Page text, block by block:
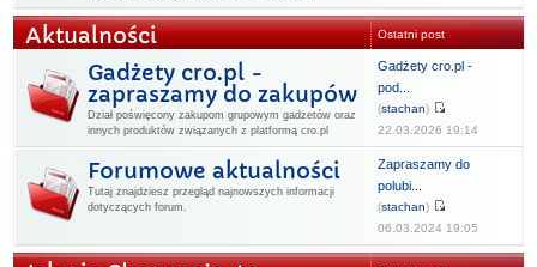
Aktualności Ostatni post
Gadżety cro.pl -
zapraszamy do zakupów
Dział poświęcony zakupom grupowym gadżetów oraz
innych produktów związanych z platformą cro.pl
Gadżety cro.pl -
pod...
(stachan)
22.03.2026 19:14
Forumowe aktualności
Tutaj znajdziesz przegląd najnowszych informacji
dotyczących forum.
Zapraszamy do
polubi...
(stachan)
06.03.2024 19:05